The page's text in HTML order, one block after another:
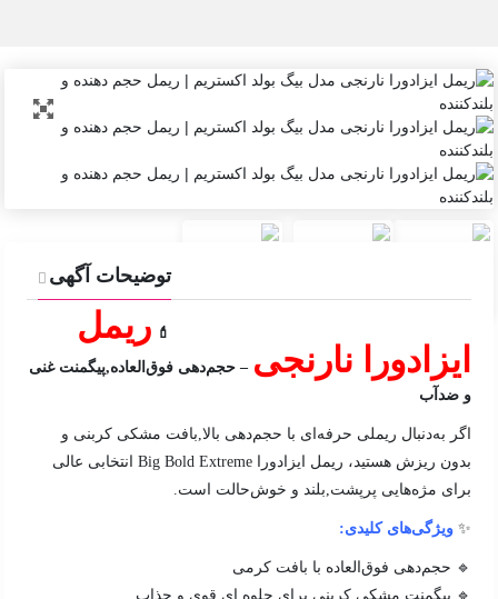
توضیحات آگهی
💄ریمل
ایزادورا نارنجی – حجم‌دهی فوق‌العاده,پیگمنت غنی
و ضدآب
اگر به‌دنبال ریملی حرفه‌ای با حجم‌دهی بالا,بافت مشکی کربنی و
بدون ریزش هستید، ریمل ایزادورا Big Bold Extreme انتخابی عالی
برای مژه‌هایی پرپشت,بلند و خوش‌حالت است.
✨ ویژگی‌های کلیدی:
🔹 حجم‌دهی فوق‌العاده با بافت کرمی
🔹 پیگمنت مشکی کربنی برای جلوه ای قوی و جذاب